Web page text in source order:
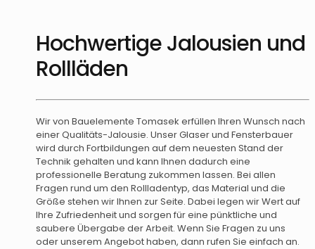
Hochwertige Jalousien und
Rollläden
Wir von Bauelemente Tomasek erfüllen Ihren Wunsch nach
einer Qualitäts-Jalousie. Unser Glaser und Fensterbauer
wird durch Fortbildungen auf dem neuesten Stand der
Technik gehalten und kann Ihnen dadurch eine
professionelle Beratung zukommen lassen. Bei allen
Fragen rund um den Rollladentyp, das Material und die
Größe stehen wir Ihnen zur Seite. Dabei legen wir Wert auf
Ihre Zufriedenheit und sorgen für eine pünktliche und
saubere Übergabe der Arbeit. Wenn Sie Fragen zu uns
oder unserem Angebot haben, dann rufen Sie einfach an.